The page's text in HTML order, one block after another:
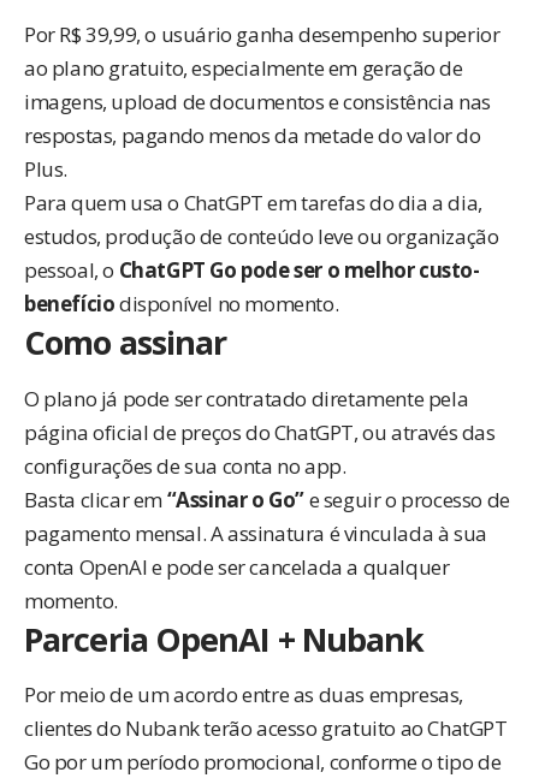
Por R$ 39,99, o usuário ganha desempenho superior
ao plano gratuito, especialmente em geração de
imagens, upload de documentos e consistência nas
respostas, pagando menos da metade do valor do
Plus.
Para quem usa o ChatGPT em tarefas do dia a dia,
estudos, produção de conteúdo leve ou organização
pessoal, o ChatGPT Go pode ser o melhor custo-
benefíciodisponível no momento.
Como assinar
O plano já pode ser contratado diretamente pela
página oficial de preçosdo ChatGPT, ou através das
configurações de sua conta no app.
Basta clicar em“Assinar o Go”e seguir o processo de
pagamento mensal. A assinatura é vinculada à sua
conta OpenAI e pode ser cancelada a qualquer
momento.
Parceria OpenAI + Nubank
Por meio de um acordo entre as duas empresas,
clientes do Nubank terão acesso gratuito ao ChatGPT
Go por um período promocional, conforme o tipo de